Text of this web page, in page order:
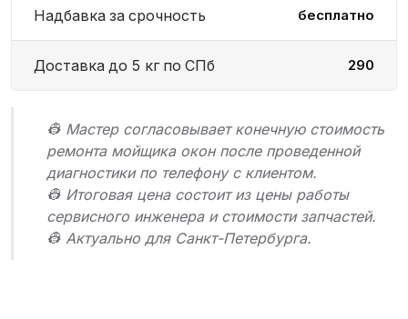
Надбавка за срочность бесплатно
Доставка до 5 кг по СПб 290
👷 Мастер согласовывает конечную стоимость
ремонта мойщика окон после проведенной
диагностики по телефону с клиентом.
👷 Итоговая цена состоит из цены работы
сервисного инженера и стоимости запчастей.
👷 Актуально для Санкт-Петербурга.